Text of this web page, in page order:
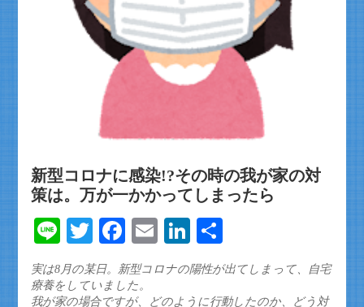
新型コロナに感染!?その時の我が家の対
策は。万が一かかってしまったら
LineTwitterFacebook
EmailLinkedIn
有
実は8月の某日。新型コロナの陽性が出てしまって、自宅
療養をしていました。
我が家の場合ですが、どのように行動したのか、どう対